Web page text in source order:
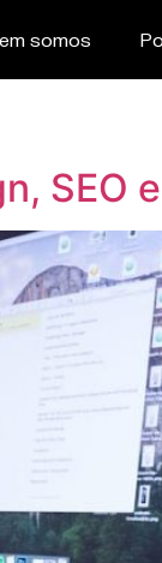
somos
SEO